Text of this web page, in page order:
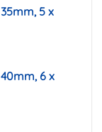
5 x
6 x